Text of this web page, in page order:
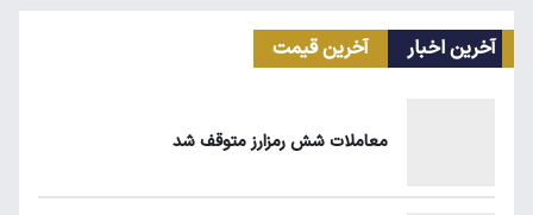
ماجرای واریز ۳ میلیون تومانی سود سهام عدالت
زمان شارژ کالابرگ با رقم آخر کد ملی صفر تا ۲
آخرین اخبار آخرین قیمت
معاملات شش رمزارز متوقف شد